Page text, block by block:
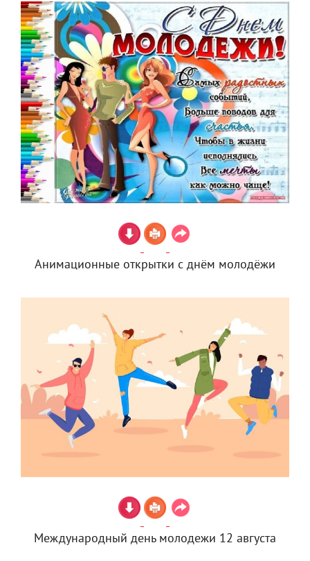
Анимационные открытки с днём молодёжи
Международный день молодежи 12 августа